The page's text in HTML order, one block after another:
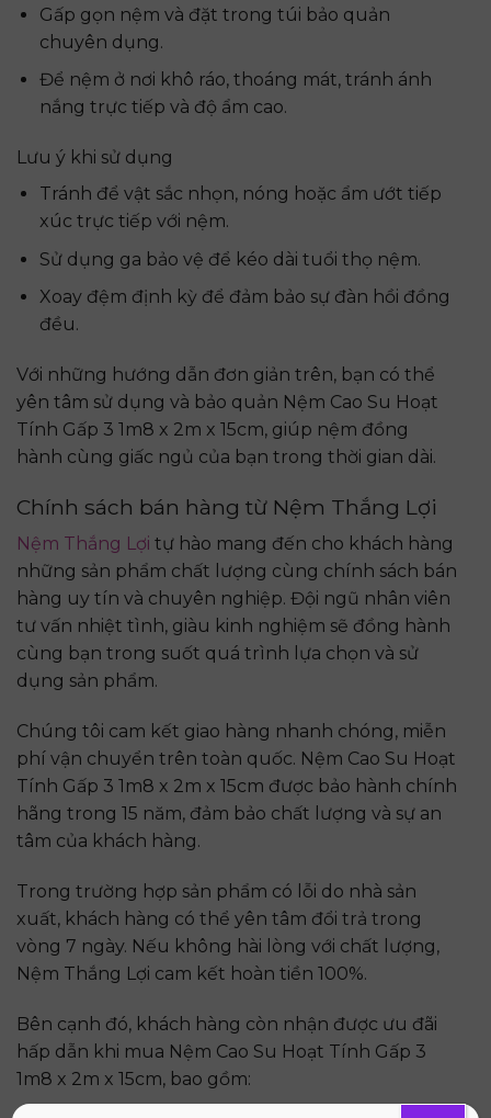
Gấp gọn nệm và đặt trong túi bảo quản
chuyên dụng.
Để nệm ở nơi khô ráo, thoáng mát, tránh ánh
nắng trực tiếp và độ ẩm cao.
Lưu ý khi sử dụng
Tránh để vật sắc nhọn, nóng hoặc ẩm ướt tiếp
xúc trực tiếp với nệm.
Sử dụng ga bảo vệ để kéo dài tuổi thọ nệm.
Xoay đệm định kỳ để đảm bảo sự đàn hồi đồng
đều.
Với những hướng dẫn đơn giản trên, bạn có thể
yên tâm sử dụng và bảo quản Nệm Cao Su Hoạt
Tính Gấp 3 1m8 x 2m x 15cm, giúp nệm đồng
hành cùng giấc ngủ của bạn trong thời gian dài.
Chính sách bán hàng từ Nệm Thắng Lợi
Nệm Thắng Lợi tự hào mang đến cho khách hàng
những sản phẩm chất lượng cùng chính sách bán
hàng uy tín và chuyên nghiệp. Đội ngũ nhân viên
tư vấn nhiệt tình, giàu kinh nghiệm sẽ đồng hành
cùng bạn trong suốt quá trình lựa chọn và sử
dụng sản phẩm.
Chúng tôi cam kết giao hàng nhanh chóng, miễn
phí vận chuyển trên toàn quốc. Nệm Cao Su Hoạt
Tính Gấp 3 1m8 x 2m x 15cm được bảo hành chính
hãng trong 15 năm, đảm bảo chất lượng và sự an
tâm của khách hàng.
Trong trường hợp sản phẩm có lỗi do nhà sản
xuất, khách hàng có thể yên tâm đổi trả trong
vòng 7 ngày. Nếu không hài lòng với chất lượng,
Nệm Thắng Lợi cam kết hoàn tiền 100%.
Bên cạnh đó, khách hàng còn nhận được ưu đãi
hấp dẫn khi mua Nệm Cao Su Hoạt Tính Gấp 3
1m8 x 2m x 15cm, bao gồm: